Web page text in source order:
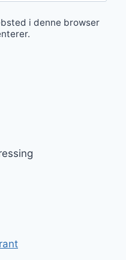
i denne browser